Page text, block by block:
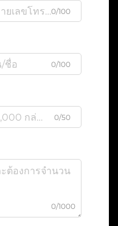
0/100
0/100
0/50
0/1000